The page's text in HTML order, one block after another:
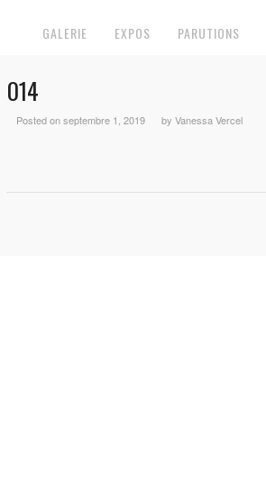
GALERIE EXPOS PARUTIONS
014
Posted on septembre 1, 2019 by Vanessa Vercel